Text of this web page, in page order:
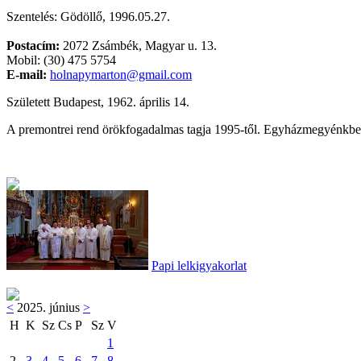
Szentelés: Gödöllő, 1996.05.27.
Postacím: 2072 Zsámbék, Magyar u. 13.
Mobil: (30) 475 5754
E-mail: holnapymarton@gmail.com
Született Budapest, 1962. április 14.
A premontrei rend örökfogadalmas tagja 1995-től.
Papi lelkigyakorlat
< 2025. június >
H K Sz Cs P Sz V
1